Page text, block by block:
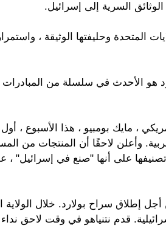
السرية إلى إسرائيل.
المتحدة وحليفتها الوثيقة ،
هو الأحدث في سلسلة من المبادرات
، مايك بومبيو ، هذا الأسبوع ،
وأعلن لاحقًا أن المنتجات من
تصنيفها على أنها "صنع في إسرائيل"
إطلاق سراح بولارد. خلال الولاية
قدم نتنياهو في وقت لاحق